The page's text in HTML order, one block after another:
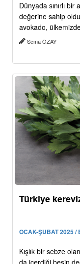
Dünyada sınırlı
değerine sahip
avokado,
Sema ÖZAY
Türkiye
OCAK-ŞUBAT 2025 /
Kışlık bir sebze
da içerdiği besin